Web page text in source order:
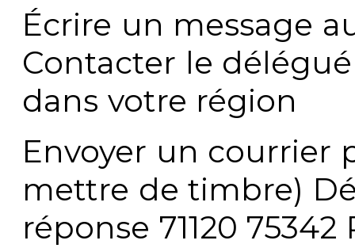
Écrire un message
Contacter le
dans votre région
Envoyer un courrier
mettre de timbre)
réponse 71120 75342